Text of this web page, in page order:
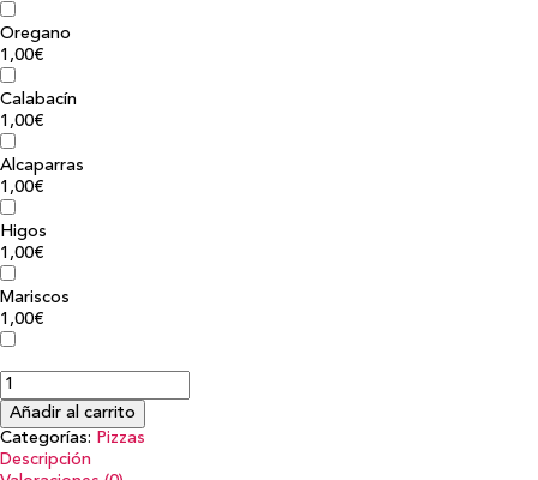
Oregano
1,00€
Calabacín
1,00€
Alcaparras
1,00€
Higos
1,00€
Mariscos
1,00€
Añadir al carrito
Categorías: Pizzas
Descripción